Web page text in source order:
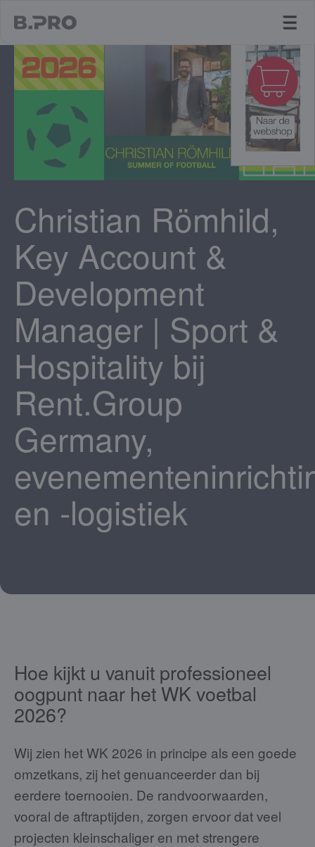
Christian Römhild,
Key Account &
Development
Manager | Sport &
Hospitality bij
Rent.Group
Germany,
en -logistiek
Hoe kijkt u vanuit professioneel
oogpunt naar het WK voetbal
2026?
Wij zien het WK 2026 in principe als een goede
omzetkans, zij het genuanceerder dan bij
eerdere toernooien. De randvoorwaarden,
vooral de aftraptijden, zorgen ervoor dat veel
projecten kleinschaliger en met strengere